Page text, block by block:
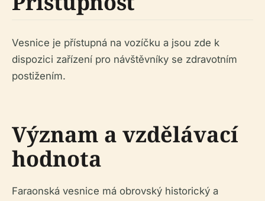
Vesnice je přístupná na vozíčku a jsou zde k
dispozici zařízení pro návštěvníky se zdravotním
postižením.
Význam a vzdělávací
hodnota
Faraonská vesnice má obrovský historický a